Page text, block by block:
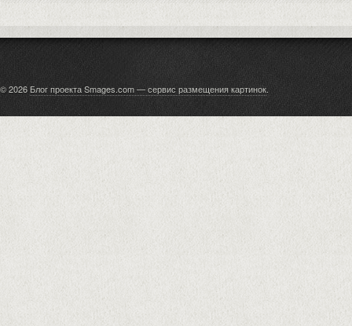
© 2026 Блог проекта Smages.com — сервис размещения картинок.